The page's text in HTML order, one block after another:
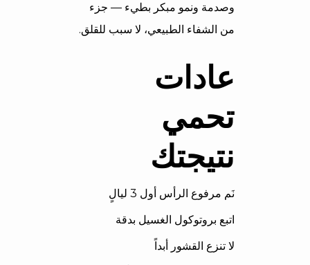
وصدمة ونمو مبكر بطيء — جزء
من الشفاء الطبيعي، لا سبب للقلق.
عادات
تحمي
نتيجتك
نَم مرفوع الرأس أول 3 ليالٍ
اتبع بروتوكول الغسيل بدقة
لا تنزع القشور أبداً